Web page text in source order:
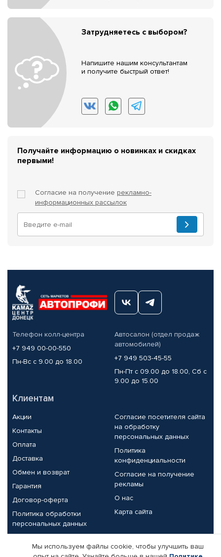
Затрудняетесь с выбором?
Напишите нашим консультантам
и получите быстрый ответ!
Получайте информацию о новинках и скидках
первыми!
Согласие на получение рекламно-
информационных рассылок
Телефон колл-центра
+7 949 00-00-550
Пн-Вс с 9.00 до 18.00
Автосалон (отдел продаж
автомобилей)
+7 949 503-45-55
Пн-Пт с 09.00 до 18.00, Сб с
9.00 до 15.00
Клиентам
Акции
Контакты
Оплата
Доставка
Обмен и возврат
Гарантия
Договор-оферта
Политика обработки
персональных данных
Согласие посетителя сайта
на обработку
персональных данных
Политика
конфиденциальности
Согласие на получение
рекламы
О нас
Карта сайта
Партнерам
Мы используем файлы cookie, чтобы улучшить ваш